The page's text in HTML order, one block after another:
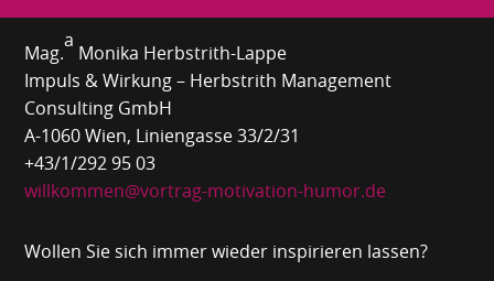
Mag.
a
Monika Herbstrith-Lappe
Impuls & Wirkung – Herbstrith Management
Consulting GmbH
A-1060 Wien, Liniengasse 33/2/31
+43/1/292 95 03
willkommen@vortrag-motivation-humor.de
Wollen Sie sich immer wieder inspirieren lassen?